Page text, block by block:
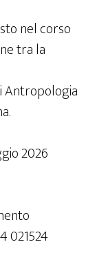
nel corso
tra la
Antropologia
2026
021524